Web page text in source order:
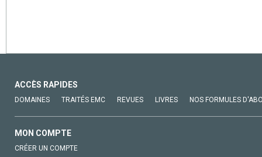
ACCÈS RAPIDES
DOMAINES TRAITÉS EMC REVUES LIVRES NOS FORMULES
MON COMPTE
CRÉER UN COMPTE